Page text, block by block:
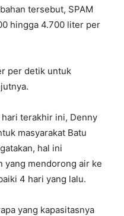
tersebut, SPAM
hingga 4.700 liter per
per detik untuk
terakhir ini, Denny
masyarakat Batu
hal ini
yang mendorong air ke
4 hari yang lalu.
yang kapasitasnya